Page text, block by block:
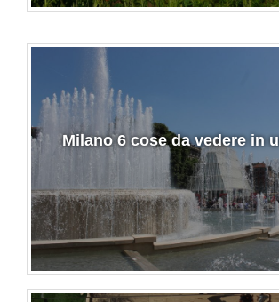
Milano 6 cose da vedere in